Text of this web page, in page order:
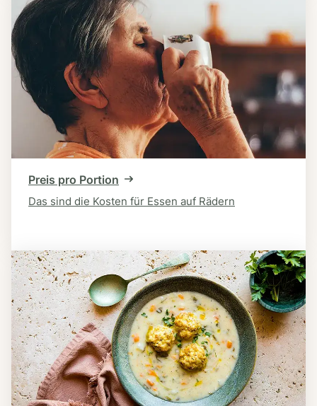
Preis pro Portion
Das sind die Kosten für Essen auf Rädern